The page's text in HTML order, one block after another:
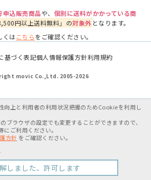
申込販売商品や、 個別に送料がかかっている商
円以上送料無料」の対象外 となります。
くはこちらをご確認ください。
基づく表記個人情報保護方針利用規約
movic Co.,Ltd. 2005-2026
向上と利用者の利用状況把握のためCookieを利用し
ブラウザの設定でも変更することができますので、
ご利用ください。
方針 をご確認ください。
しました、許可します